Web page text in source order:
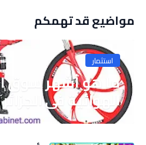
مواضيع قد تهمكم
استثمار
ما هو أشهر سوق
الهوائية في الجزائر في